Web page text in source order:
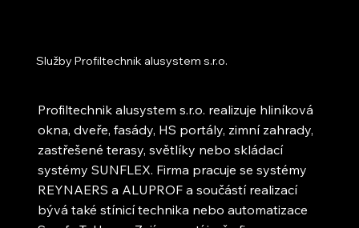
Služby Profiltechnik alusystem s.r.o.
Profiltechnik alusystem s.r.o. realizuje hliníková
okna, dveře, fasády, HS portály, zimní zahrady,
zastřešené terasy, světlíky nebo skládací
systémy SUNFLEX. Firma pracuje se systémy
REYNAERS a ALUPROF a součástí realizací
bývá také stínicí technika nebo automatizace